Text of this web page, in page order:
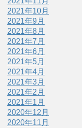
2021年10月
2021年9月
2021年8月
2021年7月
2021年6月
2021年5月
2021年4月
2021年3月
2021年2月
2021年1月
2020年12月
2020年11月